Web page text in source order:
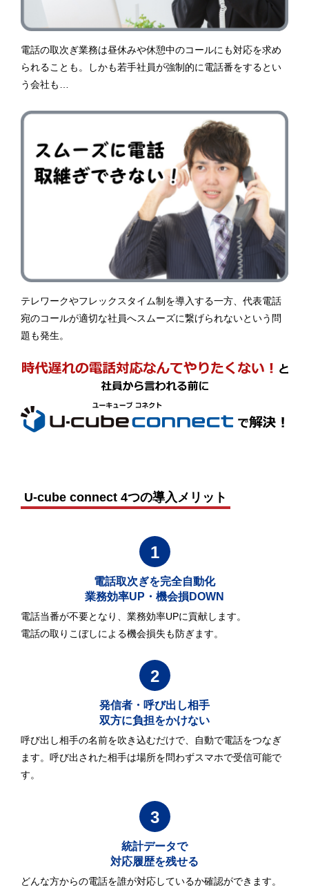
電話の取次ぎ業務は昼休みや休憩中のコールにも対応を求め
られることも。しかも若手社員が強制的に電話番をするとい
う会社も…
テレワークやフレックスタイム制を導入する一方、代表電話
宛のコールが適切な社員へスムーズに繋げられないという問
題も発生。
U-cube connect 4つの導入メリット
1
電話取次ぎを完全自動化
業務効率UP・機会損DOWN
電話当番が不要となり、業務効率UPに貢献します。
電話の取りこぼしによる機会損失も防ぎます。
2
発信者・呼び出し相手
双方に負担をかけない
呼び出し相手の名前を吹き込むだけで、自動で電話をつなぎ
ます。呼び出された相手は場所を問わずスマホで受信可能で
す。
3
統計データで
対応履歴を残せる
どんな方からの電話を誰が対応しているか確認ができます。